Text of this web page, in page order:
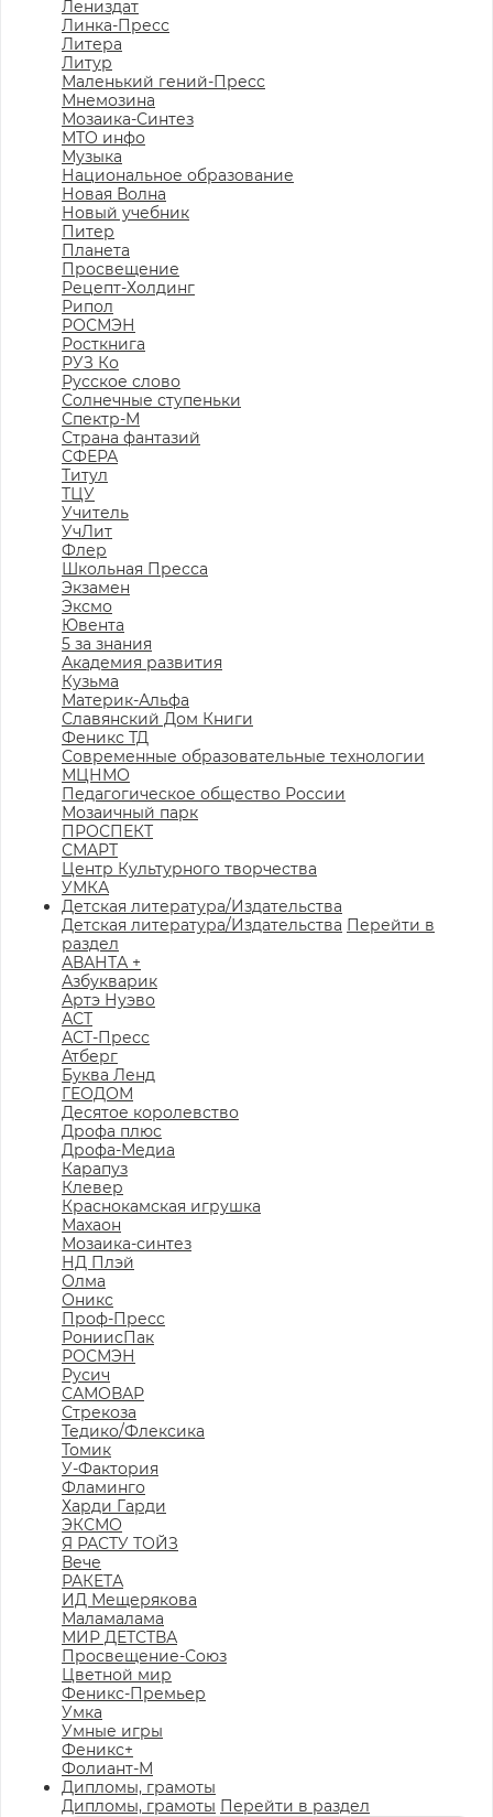
Лениздат
Линка-Пресс
Литера
Литур
Маленький гений-Пресс
Мнемозина
Мозаика-Синтез
МТО инфо
Музыка
Национальное образование
Новая Волна
Новый учебник
Питер
Планета
Просвещение
Рецепт-Холдинг
Рипол
РОСМЭН
Росткнига
РУЗ Ко
Русское слово
Солнечные ступеньки
Спектр-М
Страна фантазий
СФЕРА
Титул
ТЦУ
Учитель
УчЛит
Флер
Школьная Пресса
Экзамен
Эксмо
Ювента
5 за знания
Академия развития
Кузьма
Материк-Альфа
Славянский Дом Книги
Феникс ТД
Современные образовательные технологии
МЦНМО
Педагогическое общество России
Мозаичный парк
ПРОСПЕКТ
СМАРТ
Центр Культурного творчества
УМКА
Детская литература/Издательства
Детская литература/Издательства Перейти в
раздел
АВАНТА +
Азбукварик
Артэ Нуэво
АСТ
АСТ-Пресс
Атберг
Буква Ленд
ГЕОДОМ
Десятое королевство
Дрофа плюс
Дрофа-Медиа
Карапуз
Клевер
Краснокамская игрушка
Махаон
Мозаика-синтез
НД Плэй
Олма
Оникс
Проф-Пресс
РониисПак
РОСМЭН
Русич
САМОВАР
Стрекоза
Тедико/Флексика
Томик
У-Фактория
Фламинго
Харди Гарди
ЭКСМО
Я РАСТУ ТОЙЗ
Вече
РАКЕТА
ИД Мещерякова
Маламалама
МИР ДЕТСТВА
Просвещение-Союз
Цветной мир
Феникс-Премьер
Умка
Умные игры
Феникс+
Фолиант-М
Дипломы, грамоты
Дипломы, грамоты Перейти в раздел